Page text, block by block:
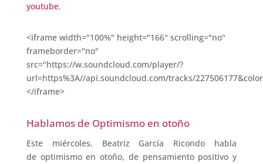
youtube.
<iframe width="100%" height="166" scrolling="no"
frameborder="no"
src="https://w.soundcloud.com/player/?
url=https%3A//api.soundcloud.com/tracks/
</iframe>
Hablamos de Optimismo en otoño
Este miércoles, Beatriz García Ricondo habla
de optimismo en otoño, de pensamiento positivo y